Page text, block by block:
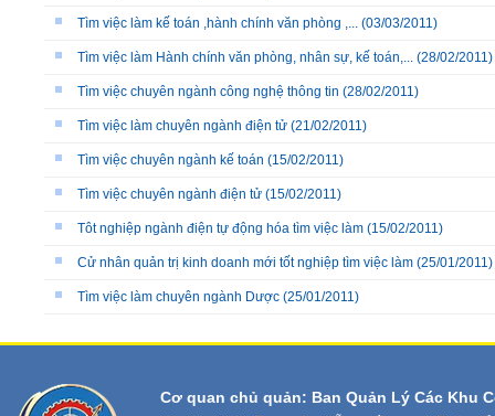
Tìm việc làm kế toán ,hành chính văn phòng ,... (03/03/2011)
Tìm việc làm Hành chính văn phòng, nhân sự, kế toán,... (28/02/2011)
Tìm việc chuyên ngành công nghệ thông tin (28/02/2011)
Tìm việc làm chuyên ngành điện tử (21/02/2011)
Tìm việc chuyên ngành kế toán (15/02/2011)
Tìm việc chuyên ngành điện tử (15/02/2011)
Tôt nghiệp ngành điện tự động hóa tìm việc làm (15/02/2011)
Cử nhân quản trị kinh doanh mới tốt nghiệp tìm việc làm (25/01/2011)
Tìm việc làm chuyên ngành Dược (25/01/2011)
Cơ quan chủ quản: Ban Quản Lý Các Khu